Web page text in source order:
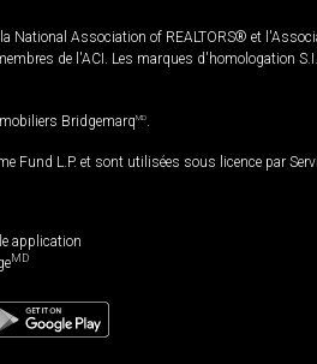
National Association of REALTORS® et
de l'ACI. Les marques d'homologation
BridgemarqMD
Fund L.P. et sont utilisées sous licence par
application
MD